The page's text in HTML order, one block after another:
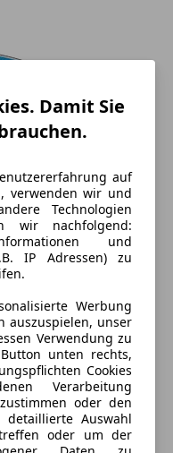
Damit Sie
auf
verwenden wir und
Technologien
wir nachfolgend:
und
IP Adressen) zu
Werbung
auszuspielen, unser
Verwendung zu
unten rechts,
Cookies
Verarbeitung
oder den
Auswahl
oder um der